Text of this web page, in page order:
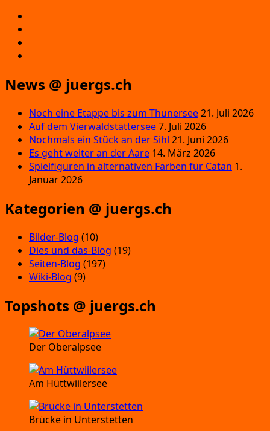
News @ juergs.ch
Noch eine Etappe bis zum Thunersee21. Juli 2026
Auf dem Vierwaldstättersee7. Juli 2026
Nochmals ein Stück an der Sihl 21. Juni 2026
Es geht weiter an der Aare 14. März 2026
Spielfiguren in alternativen Farben für Catan 1.
Januar 2026
Kategorien @ juergs.ch
Bilder-Blog (10)
Dies und das-Blog (19)
Seiten-Blog (197)
Wiki-Blog (9)
Topshots @ juergs.ch
Der Oberalpsee
Am Hüttwiilersee
Brücke in Unterstetten